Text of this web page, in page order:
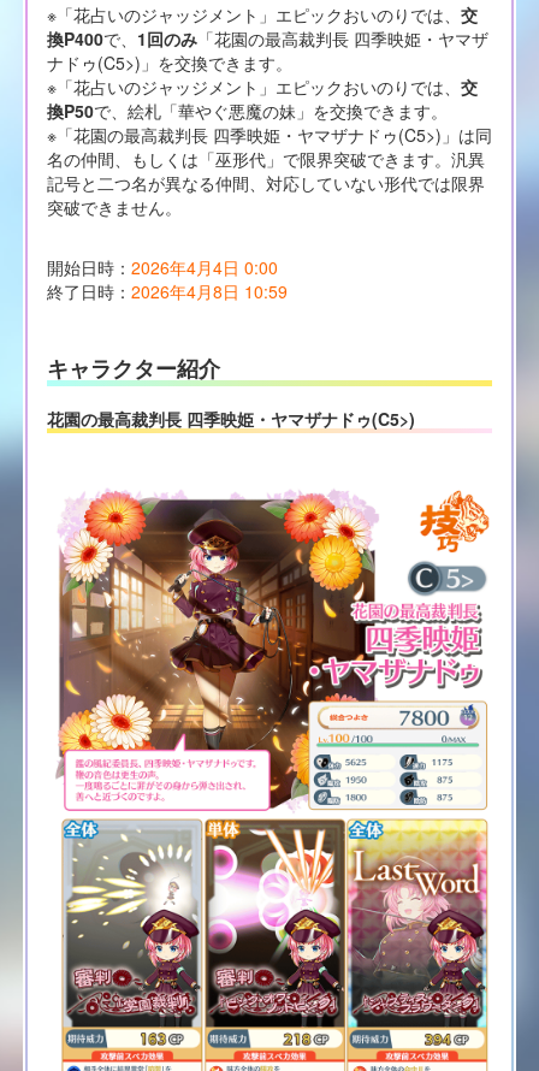
※「花占いのジャッジメント」エピックおいのりでは、 交
換P400で、 1回のみ「花園の最高裁判長 四季映姫・ヤマザ
ナドゥ(C5>)」を交換できます。
※「花占いのジャッジメント」エピックおいのりでは、 交
換P50で、絵札「華やぐ悪魔の妹」を交換できます。
※「花園の最高裁判長 四季映姫・ヤマザナドゥ(C5>)」は同
名の仲間、もしくは「巫形代」で限界突破できます。汎異
記号と二つ名が異なる仲間、対応していない形代では限界
突破できません。
開始日時： 2026年4月4日 0:00
終了日時： 2026年4月8日 10:59
キャラクター紹介
花園の最高裁判長 四季映姫・ヤマザナドゥ(C5>)